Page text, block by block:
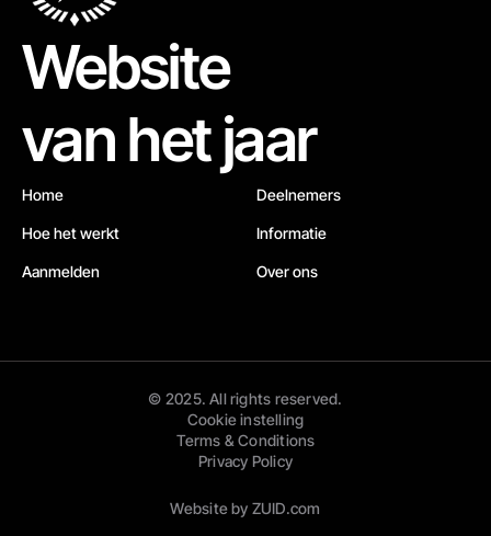
Website
van het jaar
Home
Hoe het werkt
Aanmelden
Deelnemers
Informatie
Over ons
© 2025. All rights reserved.
Cookie instelling
Terms & Conditions
Privacy Policy
Website by ZUID.com